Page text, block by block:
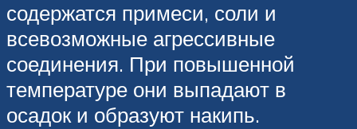
содержатся примеси, соли и
всевозможные агрессивные
соединения. При повышенной
температуре они выпадают в
осадок и образуют накипь.